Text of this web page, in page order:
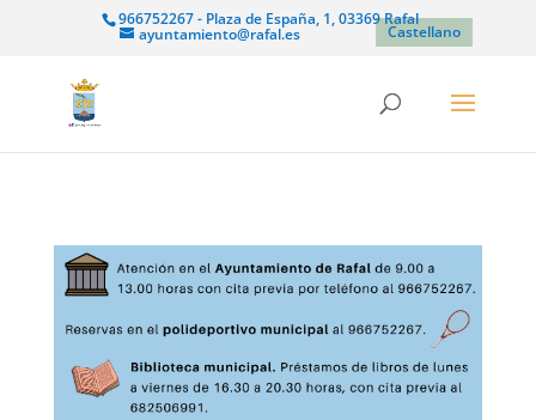
966752267 - Plaza de España, 1, 03369 Rafal
ayuntamiento@rafal.es Castellano